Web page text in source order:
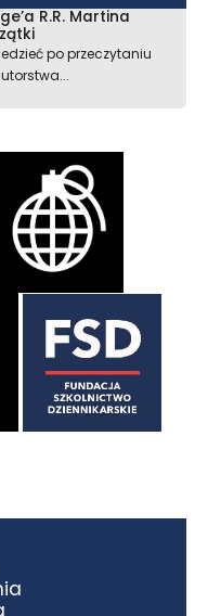
R.R. Martina
po przeczytaniu